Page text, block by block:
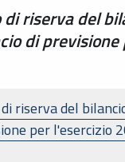
riserva del
di
riserva del
per l'esercizio